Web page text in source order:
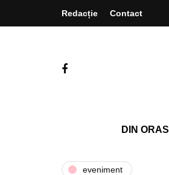
Redacție Contact
DIN ORAS
eveniment